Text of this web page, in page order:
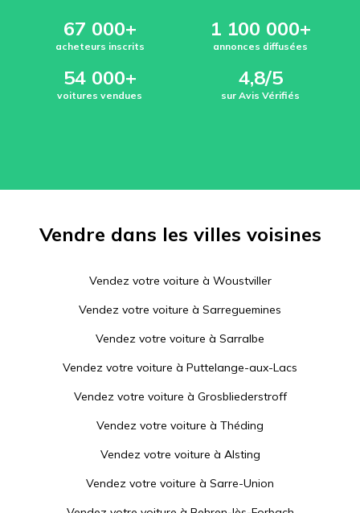
67 000+
acheteurs inscrits
1 100 000+
annonces diffusées
54 000+
voitures vendues
4,8/5
sur Avis Vérifiés
Vendre dans les villes voisines
Vendez votre voiture à Woustviller
Vendez votre voiture à Sarreguemines
Vendez votre voiture à Sarralbe
Vendez votre voiture à Puttelange-aux-Lacs
Vendez votre voiture à Grosbliederstroff
Vendez votre voiture à Théding
Vendez votre voiture à Alsting
Vendez votre voiture à Sarre-Union